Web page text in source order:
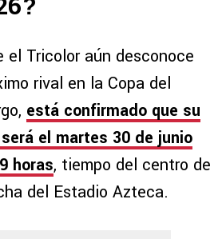
el Tricolor aún desconoce
rival en la Copa del
está confirmado que su
el martes 30 de junio
horas, tiempo del centro de
del Estadio Azteca.